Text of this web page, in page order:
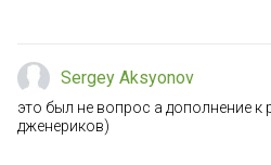
Sergey Aksyonov
это был не вопрос а дополнение к
дженериков)